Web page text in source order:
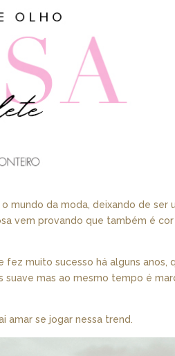
mundo da moda, deixando de ser
vem provando que também é
muito sucesso há alguns anos,
mas ao mesmo tempo é
amar se jogar nessa trend.